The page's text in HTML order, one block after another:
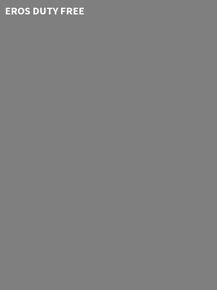
EROS DUTY FREE